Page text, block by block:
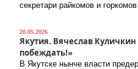
секретари райкомов и
20.05.2026
Якутия. Вячеслав
побеждать!»
В Якутске нынче власти